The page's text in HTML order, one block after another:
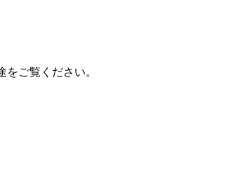
ご覧ください。